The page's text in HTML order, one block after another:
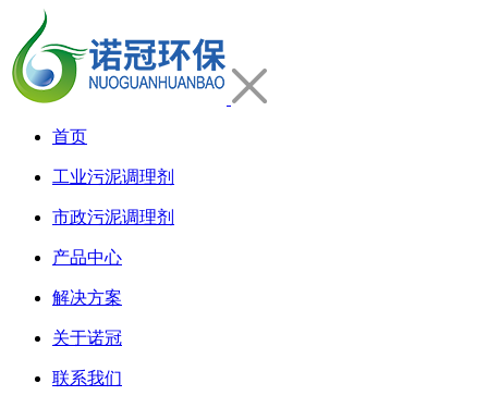
首页
工业污泥调理剂
市政污泥调理剂
产品中心
解决方案
关于诺冠
联系我们